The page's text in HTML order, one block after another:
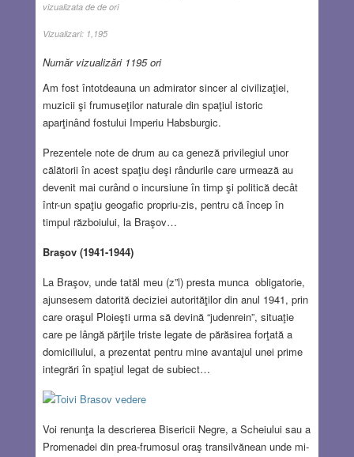
vizualizata de de ori
Vizualizari: 1,195
Număr vizualizări 1195 ori
Am fost întotdeauna un admirator sincer al civilizaţiei,
muzicii şi frumuseţilor naturale din spaţiul istoric
aparţinând fostului Imperiu Habsburgic.
Prezentele note de drum au ca geneză privilegiul unor
călătorii în acest spaţiu deşi rândurile care urmează au
devenit mai curând o incursiune în timp şi politică decât
într-un spaţiu geogafic propriu-zis, pentru că încep în
timpul războiului, la Braşov…
Braşov (1941-1944)
La Braşov, unde tatăl meu (z”l) presta munca obligatorie,
ajunsesem datorită deciziei autorităţilor din anul 1941, prin
care oraşul Ploieşti urma să devină “judenrein”, situaţie
care pe lângă părţile triste legate de părăsirea forţată a
domiciliului, a prezentat pentru mine avantajul unei prime
integrări în spaţiul legat de subiect…
Voi renunţa la descrierea Bisericii Negre, a Scheiului sau a
Promenadei din prea-frumosul oraş transilvănean unde mi-